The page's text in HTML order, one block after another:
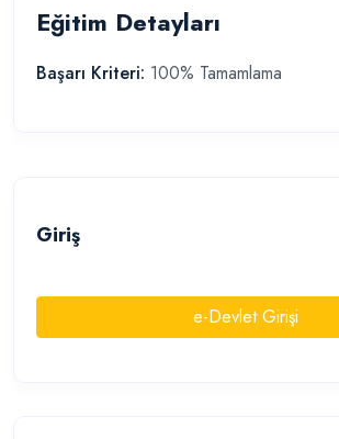
Eğitim Detayları
Başarı Kriteri: 100% Tamamlama
Giriş
e-Devlet Girişi